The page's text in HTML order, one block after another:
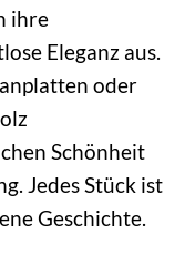
ihre
Eleganz aus.
oder
Schönheit
Jedes Stück ist
Geschichte.